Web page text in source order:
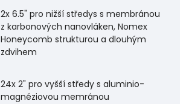
2x 6.5" pro nižší středys s membránou
z karbonových nanovláken, Nomex
Honeycomb strukturou a dlouhým
zdvihem
24x 2" pro vyšší středy s aluminio-
magnéziovou memránou